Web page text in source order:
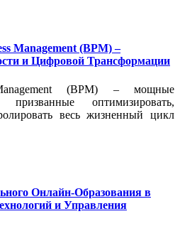
Management (BPM) –
и Цифровой Трансформации
(BPM) – мощные
оптимизировать,
весь жизненный цикл
Онлайн-Образования в
и Управления